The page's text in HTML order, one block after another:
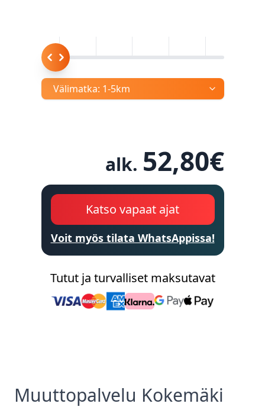
Välimatka: 1-5km
alk. 52,80€
Katso vapaat ajat
Voit myös tilata WhatsAppissa!
Tutut ja turvalliset maksutavat
Muuttopalvelu Kokemäki